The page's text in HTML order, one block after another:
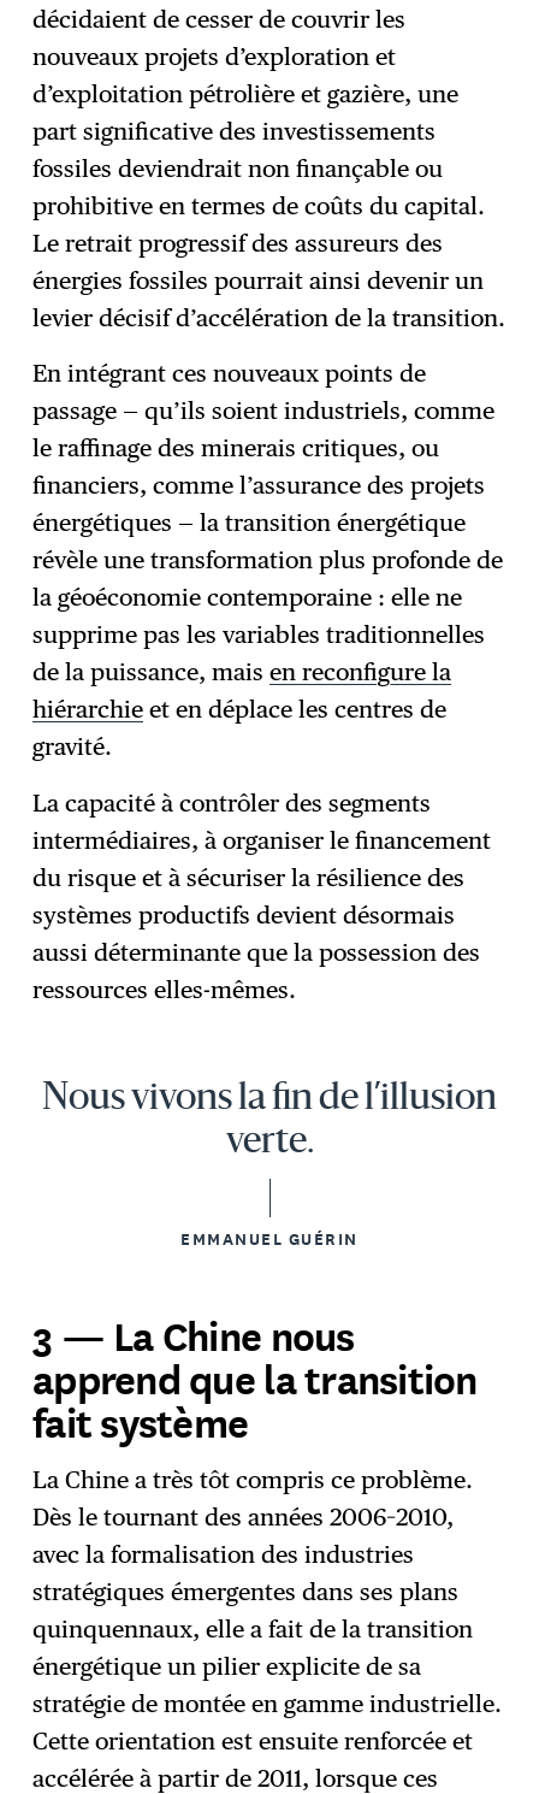
décidaient de cesser de couvrir les
nouveaux projets d’exploration et
d’exploitation pétrolière et gazière, une
part significative des investissements
fossiles deviendrait non finançable ou
prohibitive en termes de coûts du capital.
Le retrait progressif des assureurs des
énergies fossiles pourrait ainsi devenir un
levier décisif d’accélération de la transition.
En intégrant ces nouveaux points de
passage — qu’ils soient industriels, comme
le raffinage des minerais critiques, ou
financiers, comme l’assurance des projets
énergétiques — la transition énergétique
révèle une transformation plus profonde de
la géoéconomie contemporaine : elle ne
supprime pas les variables traditionnelles
de la puissance, maisen reconfigure la
hiérarchie et en déplace les centres de
gravité.
La capacité à contrôler des segments
intermédiaires, à organiser le financement
du risque et à sécuriser la résilience des
systèmes productifs devient désormais
aussi déterminante que la possession des
ressources elles-mêmes.
Nous vivons la fin de l’illusion
verte.
EMMANUEL GUÉRIN
3 — La Chine nous
apprend que la transition
fait système
La Chine a très tôt compris ce problème.
Dès le tournant des années 2006–2010,
avec la formalisation des industries
stratégiques émergentes dans ses plans
quinquennaux, elle a fait de la transition
énergétique un pilier explicite de sa
stratégie de montée en gamme industrielle.
Cette orientation est ensuite renforcée et
accélérée à partir de 2011, lorsque ces